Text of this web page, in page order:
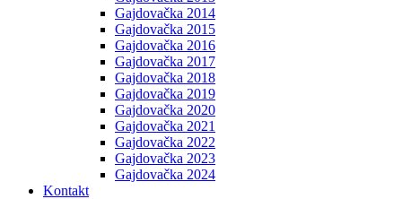
Gajdovačka 2014
Gajdovačka 2015
Gajdovačka 2016
Gajdovačka 2017
Gajdovačka 2018
Gajdovačka 2019
Gajdovačka 2020
Gajdovačka 2021
Gajdovačka 2022
Gajdovačka 2023
Gajdovačka 2024
Kontakt